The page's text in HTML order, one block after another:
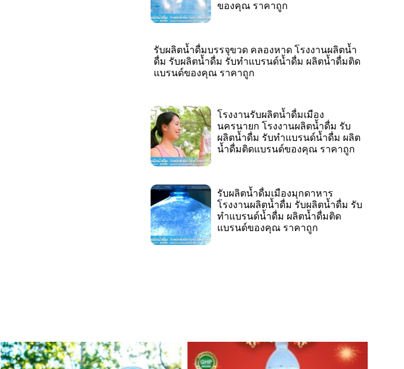
ของคุณ ราคาถูก
รับผลิตน้ำดื่มบรรจุขวด คลองหาด โรงงานผลิตน้ำ
ดื่ม รับผลิตน้ำดื่ม รับทำแบรนด์น้ำดื่ม ผลิตน้ำดื่มติด
แบรนด์ของคุณ ราคาถูก
โรงงานรับผลิตน้ำดื่มเมือง
นครนายก โรงงานผลิตน้ำดื่ม รับ
ผลิตน้ำดื่ม รับทำแบรนด์น้ำดื่ม ผลิต
น้ำดื่มติดแบรนด์ของคุณ ราคาถูก
รับผลิตน้ำดื่มเมืองมุกดาหาร
โรงงานผลิตน้ำดื่ม รับผลิตน้ำดื่ม รับ
ทำแบรนด์น้ำดื่ม ผลิตน้ำดื่มติด
แบรนด์ของคุณ ราคาถูก